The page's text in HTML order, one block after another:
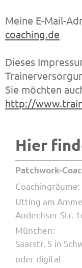
Meine E-Mail-
coaching.de
Dieses
Sie möchten
http://
Hier
Patchwork-
Coachingräume:
Utting am
Andechser Str.
München:
Saarstr. 5 in
oder digital